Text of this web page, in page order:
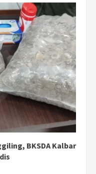
BKSDA Kalbar